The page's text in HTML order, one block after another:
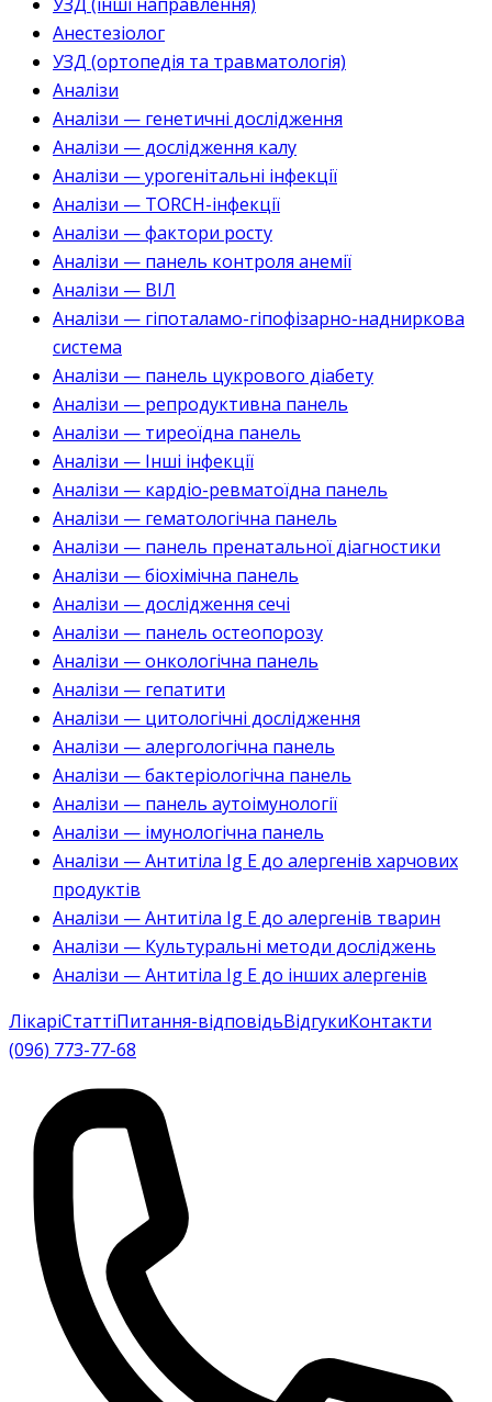
Анестезіолог
УЗД (ортопедія та травматологія)
Аналізи
Аналізи — генетичні дослідження
Аналізи — дослідження калу
Аналізи — урогенітальні інфекції
Аналізи — TORCH-інфекції
Аналізи — фактори росту
Аналізи — панель контроля анемії
Аналізи — ВІЛ
Аналізи — гіпоталамо-гіпофізарно-надниркова
система
Аналізи — панель цукрового діабету
Аналізи — репродуктивна панель
Аналізи — тиреоїдна панель
Аналізи — Інші інфекції
Аналізи — кардіо-ревматоїдна панель
Аналізи — гематологічна панель
Аналізи — панель пренатальної діагностики
Аналізи — біохімічна панель
Аналізи — дослідження сечі
Аналізи — панель остеопорозу
Аналізи — онкологічна панель
Аналізи — гепатити
Аналізи — цитологічні дослідження
Аналізи — алергологічна панель
Аналізи — бактеріологічна панель
Аналізи — панель аутоімунології
Аналізи — імунологічна панель
Аналізи — Антитіла Ig E до алергенів харчових
продуктів
Аналізи — Антитіла Ig E до алергенів тварин
Аналізи — Культуральні методи досліджень
Аналізи — Антитіла Ig E до інших алергенів
ЛікаріСтаттіПитання-відповідьВідгукиКонтакти
(096) 773-77-68